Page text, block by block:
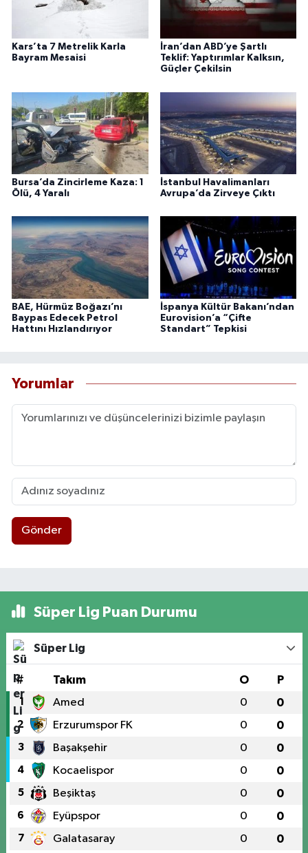
Kars’ta 7 Metrelik Karla
Bayram Mesaisi
İran’dan ABD’ye Şartlı
Teklif: Yaptırımlar Kalksın,
Güçler Çekilsin
Bursa’da Zincirleme Kaza: 1
Ölü, 4 Yaralı
İstanbul Havalimanları
Avrupa’da Zirveye Çıktı
BAE, Hürmüz Boğazı’nı
Baypas Edecek Petrol
Hattını Hızlandırıyor
İspanya Kültür Bakanı’ndan
Eurovision’a “Çifte
Standart” Tepkisi
Yorumlar
Gönder
Süper Lig Puan Durumu
Süper Lig
# Takım O P
1 Amed 0 0
2 Erzurumspor FK 0 0
3 Başakşehir 0 0
4 Kocaelispor 0 0
5 Beşiktaş 0 0
6 Eyüpspor 0 0
7 Galatasaray 0 0